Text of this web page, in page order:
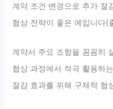
계약 조건 변경으로 추가 절
협상 전략이 좋은 예입니다
계약서 주요 조항을 꼼꼼히
협상 과정에서 적극 활용하
절감 효과를 위해 구체적 협